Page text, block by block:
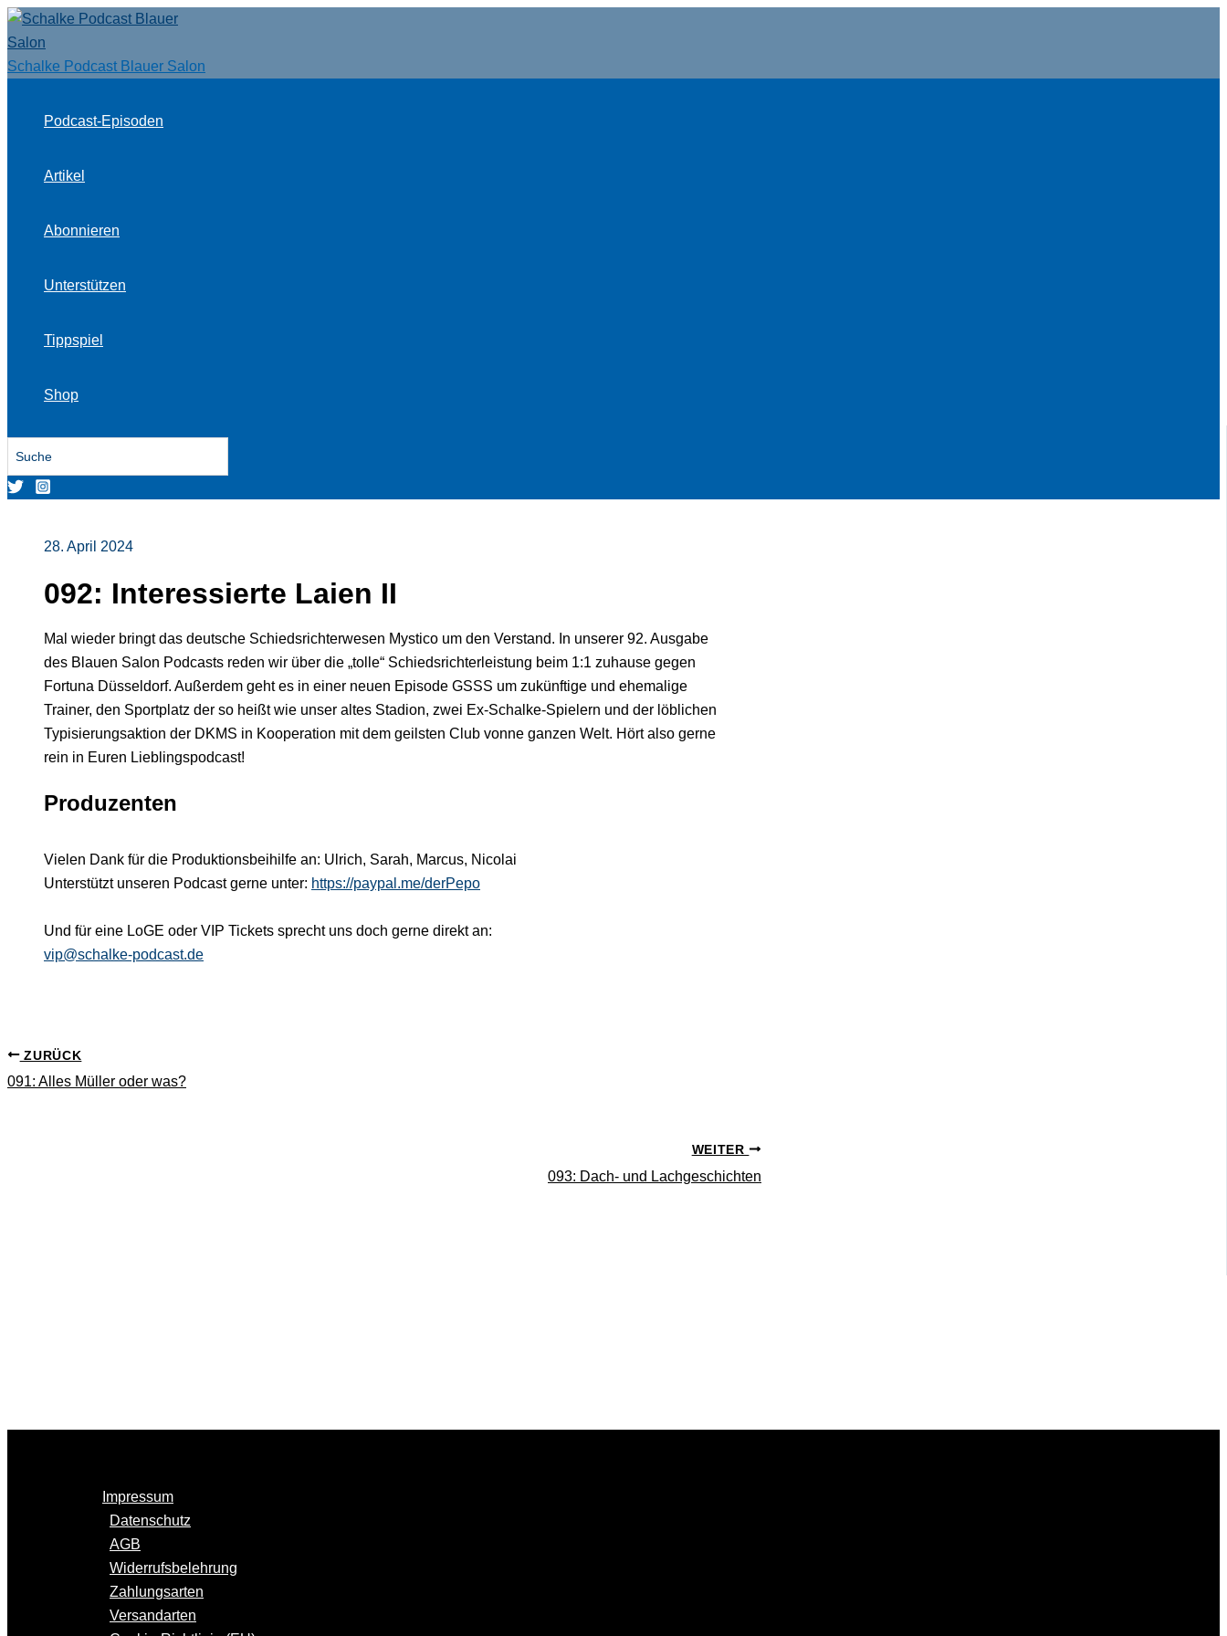
Zum
Inhalt
springen
Schalke Podcast Blauer Salon
Podcast-Episoden
Artikel
Abonnieren
Unterstützen
Tippspiel
Shop
for:
28. April 2024
092: Interessierte Laien II
Mal wieder bringt das deutsche Schiedsrichterwesen Mystico um den Verstand. In unserer 92. Ausgabe
des Blauen Salon Podcasts reden wir über die „tolle“ Schiedsrichterleistung beim 1:1 zuhause gegen
Fortuna Düsseldorf. Außerdem geht es in einer neuen Episode GSSS um zukünftige und ehemalige
Trainer, den Sportplatz der so heißt wie unser altes Stadion, zwei Ex-Schalke-Spielern und der löblichen
Typisierungsaktion der DKMS in Kooperation mit dem geilsten Club vonne ganzen Welt. Hört also gerne
rein in Euren Lieblingspodcast!
Produzenten
Vielen Dank für die Produktionsbeihilfe an: Ulrich, Sarah, Marcus, Nicolai
Unterstützt unseren Podcast gerne unter: https://paypal.me/derPepo
Und für eine LoGE oder VIP Tickets sprecht uns doch gerne direkt an:
vip@schalke-podcast.de
ZURÜCK
091: Alles Müller oder was?
WEITER
093: Dach- und Lachgeschichten
Impressum
Datenschutz
AGB
Widerrufsbelehrung
Zahlungsarten
Versandarten